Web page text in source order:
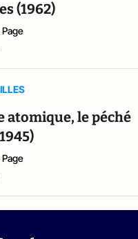
(1962)
atomique, le péché